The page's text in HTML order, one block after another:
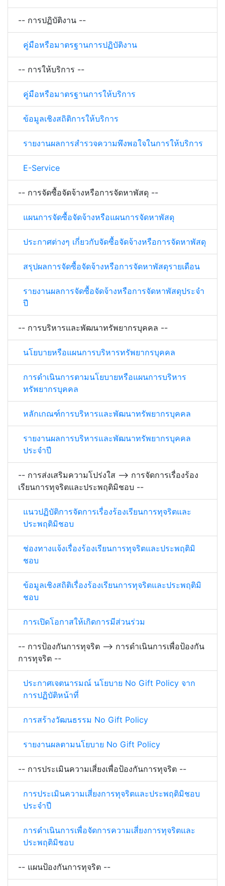
-- การปฏิบัติงาน --
คู่มือหรือมาตรฐานการปฏิบัติงาน
-- การให้บริการ --
คู่มือหรือมาตรฐานการให้บริการ
ข้อมูลเชิงสถิติการให้บริการ
รายงานผลการสำรวจความพึงพอใจในการให้บริการ
E-Service
-- การจัดซื้อจัดจ้างหรือการจัดหาพัสดุ --
แผนการจัดซื้อจัดจ้างหรือแผนการจัดหาพัสดุ
ประกาศต่างๆ เกี่ยวกับจัดซื้อจัดจ้างหรือการจัดหาพัสดุ
สรุปผลการจัดซื้อจัดจ้างหรือการจัดหาพัสดุรายเดือน
รายงานผลการจัดซื้อจัดจ้างหรือการจัดหาพัสดุประจำ
ปี
-- การบริหารและพัฒนาทรัพยากรบุคคล --
นโยบายหรือแผนการบริหารทรัพยากรบุคคล
การดำเนินการตามนโยบายหรือแผนการบริหาร
ทรัพยากรบุคคล
หลักเกณฑ์การบริหารและพัฒนาทรัพยากรบุคคล
รายงานผลการบริหารและพัฒนาทรัพยากรบุคคล
ประจำปี
-- การส่งเสริมความโปร่งใส --> การจัดการเรื่องร้อง
เรียนการทุจริตและประพฤติมิชอบ --
แนวปฏิบัติการจัดการเรื่องร้องเรียนการทุจริตและ
ประพฤติมิชอบ
ช่องทางแจ้งเรื่องร้องเรียนการทุจริตและประพฤติมิ
ชอบ
ข้อมูลเชิงสถิติเรื่องร้องเรียนการทุจริตและประพฤติมิ
ชอบ
การเปิดโอกาสให้เกิดการมีส่วนร่วม
-- การป้องกันการทุจริต --> การดำเนินการเพื่อป้องกัน
การทุจริต --
ประกาศเจตนารมณ์ นโยบาย No Gift Policy จาก
การปฏิบัติหน้าที่
การสร้างวัฒนธรรม No Gift Policy
รายงานผลตามนโยบาย No Gift Policy
-- การประเมินความเสี่ยงเพื่อป้องกันการทุจริต --
การประเมินความเสี่ยงการทุจริตและประพฤติมิชอบ
ประจำปี
การดำเนินการเพื่อจัดการความเสี่ยงการทุจริตและ
ประพฤติมิชอบ
-- แผนป้องกันการทุจริต --